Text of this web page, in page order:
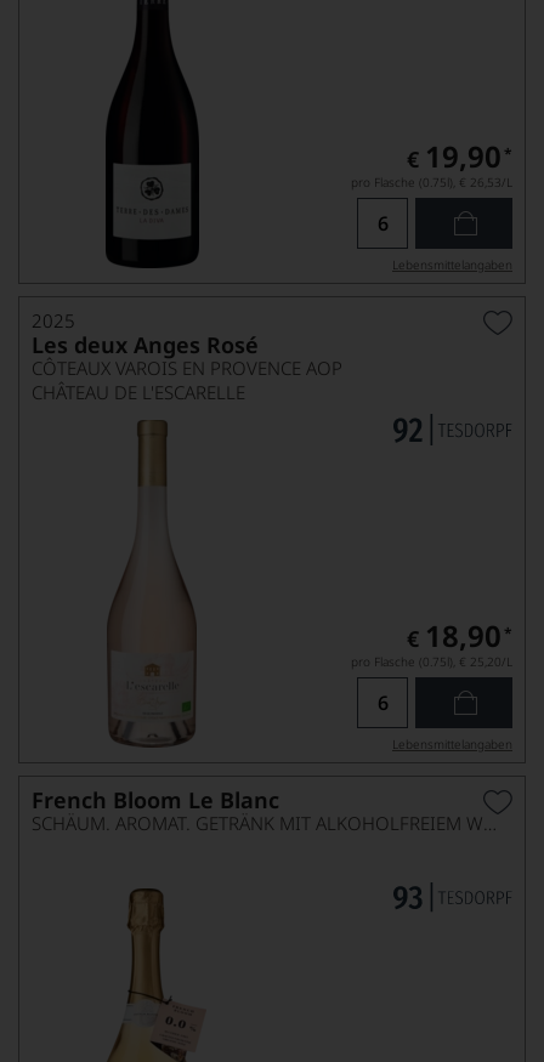
€ 19,90 *
pro Flasche (0.75l), € 26,53/L
Lebensmittel­angaben
2025
Les deux Anges Rosé
CÔTEAUX VAROIS EN PROVENCE AOP
CHÂTEAU DE L'ESCARELLE
€ 18,90 *
pro Flasche (0.75l), € 25,20/L
Lebensmittel­angaben
French Bloom Le Blanc
SCHÄUM. AROMAT. GETRÄNK MIT ALKOHOLFREIEM WEIN